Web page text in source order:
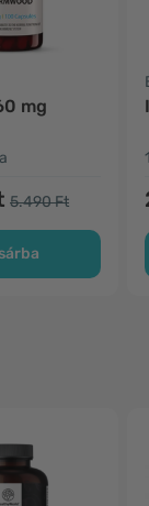
mg
5.490 Ft